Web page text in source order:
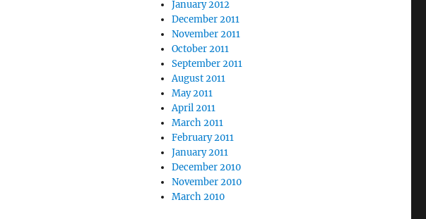
January 2012
December 2011
November 2011
October 2011
September 2011
August 2011
May 2011
April 2011
March 2011
February 2011
January 2011
December 2010
November 2010
March 2010